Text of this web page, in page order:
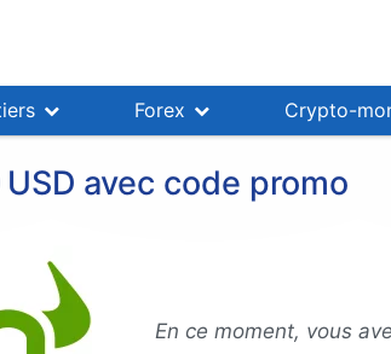
Forex Crypto-
avec code promo
En ce moment, vous